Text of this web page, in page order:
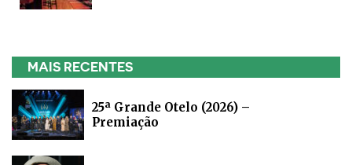
MAIS RECENTES
25ª Grande Otelo (2026) –
Premiação